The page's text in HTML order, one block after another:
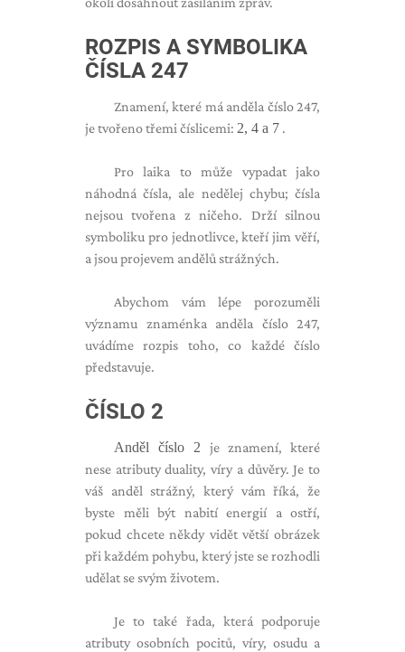
ROZPIS A SYMBOLIKA
ČÍSLA 247
Znamení, které má anděla číslo 247,
je tvořeno třemi číslicemi: 2, 4 a 7 .
Pro laika to může vypadat jako
náhodná čísla, ale nedělej chybu; čísla
nejsou tvořena z ničeho. Drží silnou
symboliku pro jednotlivce, kteří jim věří,
a jsou projevem andělů strážných.
Abychom vám lépe porozuměli
významu znaménka anděla číslo 247,
uvádíme rozpis toho, co každé číslo
představuje.
ČÍSLO 2
Anděl číslo 2 je znamení, které
nese atributy duality, víry a důvěry. Je to
váš anděl strážný, který vám říká, že
byste měli být nabití energií a ostří,
pokud chcete někdy vidět větší obrázek
při každém pohybu, který jste se rozhodli
udělat se svým životem.
Je to také řada, která podporuje
atributy osobních pocitů, víry, osudu a